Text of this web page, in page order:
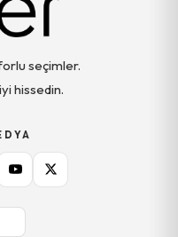
seçimler.
hissedin.